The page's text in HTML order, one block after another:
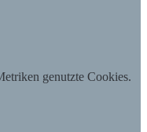
genutzte Cookies.